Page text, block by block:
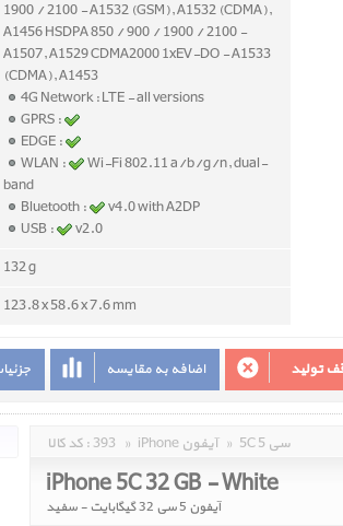
1900 / 2100 - A1532 (GSM), A1532 (CDMA),
A1456 HSDPA 850 / 900 / 1900 / 2100 -
A1507, A1529 CDMA2000 1xEV-DO - A1533
(CDMA), A1453
4G Network : LTE - all versions
GPRS :
EDGE :
WLAN :
Wi-Fi 802.11 a/b/g/n, dual-
band
Bluetooth :
v4.0 with A2DP
USB :
v2.0
132 g
123.8 x 58.6 x 7.6 mm
اضافه به مقایسه تولید
کد کالا : 393 » iPhone آیفون » 5C 5 سی
iPhone 5C 32 GB - White
آیفون 5 سی 32 گیگابایت - سفید